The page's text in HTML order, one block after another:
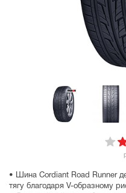
• Шина Cordiant Road Runner
тягу благодаря V-образному